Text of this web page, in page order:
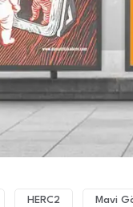
HERC2 Mavi